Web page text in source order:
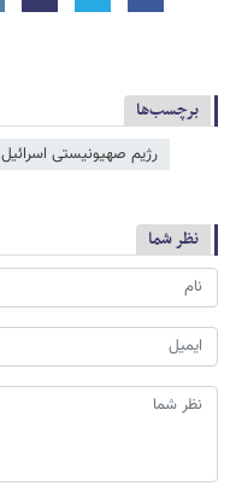
برچسب‌ها
رژیم صهیونیستی اسرائیل
نظر شما